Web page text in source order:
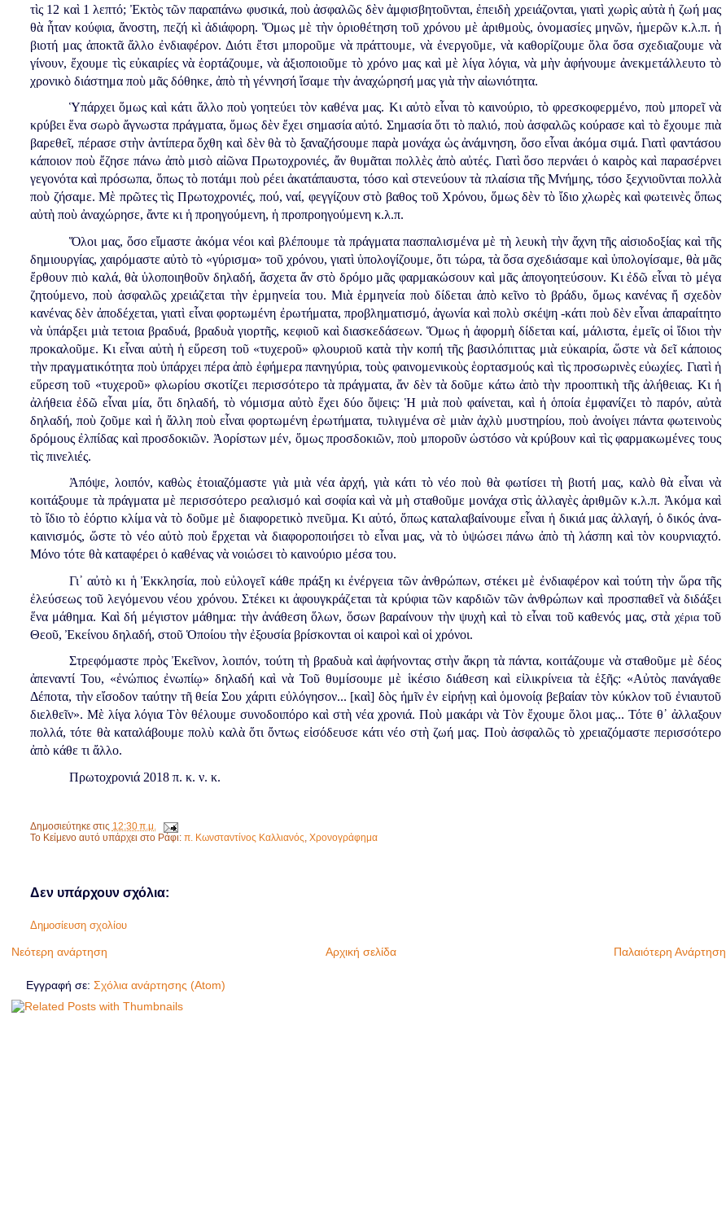
τὶς 12 καὶ 1 λεπτό; Ἐκτὸς τῶν παραπάνω φυσικά, ποὺ ἀσφαλῶς δὲν ἀμφισβητοῦνται, ἐπειδὴ χρειάζονται, γιατὶ χωρὶς αὐτὰ ἡ ζωή μας
θὰ ἦταν κούφια, ἄνοστη, πεζή κὶ ἀδιάφορη. Ὅμως μὲ τὴν ὁριοθέτηση τοῦ χρόνου μὲ ἀριθμοὺς, ὀνομασίες μηνῶν, ἡμερῶν κ.λ.π. ἡ
βιοτή μας ἀποκτᾶ ἄλλο ἐνδιαφέρον. Διότι ἔτσι μποροῦμε νὰ πράττουμε, νὰ ἐνεργοῦμε, νὰ καθορίζουμε ὅλα ὅσα σχεδιαζουμε νὰ
γίνουν, ἔχουμε τὶς εὐκαιρίες νὰ ἑορτάζουμε, νὰ ἀξιοποιοῦμε τὸ χρόνο μας καὶ μὲ λίγα λόγια, νὰ μὴν ἀφήνουμε ἀνεκμετάλλευτο τὸ
χρονικὸ διάστημα ποὺ μᾶς δόθηκε, ἀπὸ τὴ γέννησή ἴσαμε τὴν ἀναχώρησή μας γιὰ τὴν αἰωνιότητα.
Ὑπάρχει ὅμως καὶ κάτι ἄλλο ποὺ γοητεύει τὸν καθένα μας. Κι αὐτὸ εἶναι τὸ καινούριο, τὸ φρεσκοφερμένο, ποὺ μπορεῖ νὰ
κρύβει ἕνα σωρὸ ἄγνωστα πράγματα, ὅμως δὲν ἔχει σημασία αὐτό. Σημασία ὅτι τὸ παλιό, ποὺ ἀσφαλῶς κούρασε καὶ τὸ ἔχουμε πιὰ
βαρεθεῖ, πέρασε στὴν ἀντίπερα ὄχθη καὶ δὲν θὰ τὸ ξαναζήσουμε παρὰ μονάχα ὡς ἀνάμνηση, ὅσο εἶναι ἀκόμα σιμά. Γιατὶ φαντάσου
κάποιον ποὺ ἔζησε πάνω ἀπὸ μισὸ αἰῶνα Πρωτοχρονιές, ἄν θυμᾶται πολλὲς ἀπὸ αὐτές. Γιατὶ ὅσο περνάει ὁ καιρὸς καὶ παρασέρνει
γεγονότα καὶ πρόσωπα, ὅπως τὸ ποτάμι ποὺ ρέει ἀκατάπαυστα, τόσο καὶ στενεύουν τὰ πλαίσια τῆς Μνήμης, τόσο ξεχνιοῦνται πολλὰ
ποὺ ζήσαμε. Μὲ πρῶτες τὶς Πρωτοχρονιές, πού, ναί, φεγγίζουν στὸ βαθος τοῦ Χρόνου, ὅμως δὲν τὸ ἴδιο χλωρὲς καὶ φωτεινὲς ὅπως
αὐτὴ ποὺ ἀναχώρησε, ἄντε κι ἡ προηγούμενη, ἡ προπροηγούμενη κ.λ.π.
Ὅλοι μας, ὅσο εἴμαστε ἀκόμα νέοι καὶ βλέπουμε τὰ πράγματα πασπαλισμένα μὲ τὴ λευκὴ τὴν ἄχνη τῆς αἰσιοδοξίας καὶ τῆς
δημιουργίας, χαιρόμαστε αὐτὸ τὸ «γύρισμα» τοῦ χρόνου, γιατὶ ὑπολογίζουμε, ὅτι τώρα, τὰ ὅσα σχεδιάσαμε καὶ ὑπολογίσαμε, θὰ μᾶς
ἔρθουν πιὸ καλά, θὰ ὑλοποιηθοῦν δηλαδή, ἄσχετα ἄν στὸ δρόμο μᾶς φαρμακώσουν καὶ μᾶς ἀπογοητεύσουν. Κι ἐδῶ εἶναι τὸ μέγα
ζητούμενο, ποὺ ἀσφαλῶς χρειάζεται τὴν ἑρμηνεία του. Μιὰ ἑρμηνεία ποὺ δίδεται ἀπὸ κεῖνο τὸ βράδυ, ὅμως κανένας ἤ σχεδὸν
κανένας δὲν ἀποδέχεται, γιατὶ εἶναι φορτωμένη ἐρωτήματα, προβληματισμό, ἀγωνία καὶ πολὺ σκέψη -κάτι ποὺ δὲν εἶναι ἀπαραίτητο
νὰ ὑπάρξει μιὰ τετοια βραδυά, βραδυὰ γιορτῆς, κεφιοῦ καὶ διασκεδάσεων. Ὅμως ἡ ἀφορμὴ δίδεται καί, μάλιστα, ἐμεῖς οἱ ἴδιοι τὴν
προκαλοῦμε. Κι εἶναι αὐτὴ ἡ εὕρεση τοῦ «τυχεροῦ» φλουριοῦ κατὰ τὴν κοπή τῆς βασιλόπιττας μιὰ εὐκαιρία, ὥστε νὰ δεῖ κάποιος
τὴν πραγματικότητα ποὺ ὑπάρχει πέρα ἀπὸ ἐφήμερα πανηγύρια, τοὺς φαινομενικοὺς ἑορτασμούς καὶ τὶς προσωρινὲς εὐωχίες. Γιατὶ ἡ
εὕρεση τοῦ «τυχεροῦ» φλωρίου σκοτίζει περισσότερο τὰ πράγματα, ἄν δὲν τὰ δοῦμε κάτω ἀπὸ τὴν προοπτικὴ τῆς ἀλήθειας. Κι ἡ
ἀλήθεια ἐδῶ εἶναι μία, ὅτι δηλαδή, τὸ νόμισμα αὐτὸ ἔχει δύο ὄψεις: Ἡ μιὰ ποὺ φαίνεται, καὶ ἡ ὁποία ἐμφανίζει τὸ παρόν, αὐτὰ
δηλαδή, ποὺ ζοῦμε καὶ ἡ ἄλλη ποὺ εἶναι φορτωμένη ἐρωτήματα, τυλιγμένα σὲ μιὰν ἀχλὺ μυστηρίου, ποὺ ἀνοίγει πάντα φωτεινοὺς
δρόμους ἐλπίδας καὶ προσδοκιῶν. Ἀορίστων μέν, ὅμως προσδοκιῶν, ποὺ μποροῦν ὡστόσο νὰ κρύβουν καὶ τὶς φαρμακωμένες τους
τὶς πινελιές.
Ἀπόψε, λοιπόν, καθὼς ἑτοιαζόμαστε γιὰ μιὰ νέα ἀρχή, γιὰ κάτι τὸ νέο ποὺ θὰ φωτίσει τὴ βιοτή μας, καλὸ θὰ εἶναι νὰ
κοιτάξουμε τὰ πράγματα μὲ περισσότερο ρεαλισμό καὶ σοφία καὶ νὰ μὴ σταθοῦμε μονάχα στὶς ἀλλαγὲς ἀριθμῶν κ.λ.π. Ἀκόμα καὶ
τὸ ἴδιο τὸ ἑόρτιο κλίμα νὰ τὸ δοῦμε μὲ διαφορετικὸ πνεῦμα. Κι αὐτό, ὅπως καταλαβαίνουμε εἶναι ἡ δικιά μας ἀλλαγή, ὁ δικός ἀνα-
καινισμός, ὥστε τὸ νέο αὐτὸ ποὺ ἔρχεται νὰ διαφοροποιήσει τὸ εἶναι μας, νὰ τὸ ὑψώσει πάνω ἀπὸ τὴ λάσπη καὶ τὸν κουρνιαχτό.
Μόνο τότε θὰ καταφέρει ὁ καθένας νὰ νοιώσει τὸ καινούριο μέσα του.
Γι᾿ αὐτὸ κι ἡ Ἐκκλησία, ποὺ εὐλογεῖ κάθε πράξη κι ἐνέργεια τῶν ἀνθρώπων, στέκει μὲ ἐνδιαφέρον καὶ τούτη τὴν ὥρα τῆς
ἐλεύσεως τοῦ λεγόμενου νέου χρόνου. Στέκει κι ἀφουγκράζεται τὰ κρύφια τῶν καρδιῶν τῶν ἀνθρώπων καὶ προσπαθεῖ νὰ διδάξει
ἕνα μάθημα. Καὶ δή μέγιστον μάθημα: τὴν ἀνάθεση ὅλων, ὅσων βαραίνουν τὴν ψυχὴ καὶ τὸ εἶναι τοῦ καθενός μας, στὰ χέριατοῦ
Θεοῦ, Ἐκείνου δηλαδή, στοῦ Ὁποίου τὴν ἐξουσία βρίσκονται οἱ καιροὶ καὶ οἱ χρόνοι.
Στρεφόμαστε πρὸς Ἐκεῖνον, λοιπόν, τούτη τὴ βραδυὰ καὶ ἀφήνοντας στὴν ἄκρη τὰ πάντα, κοιτάζουμε νὰ σταθοῦμε μὲ δέος
ἀπεναντί Του, «ἐνώπιος ἐνωπίῳ» δηλαδή καὶ νὰ Τοῦ θυμίσουμε μὲ ἱκέσιο διάθεση καὶ εἰλικρίνεια τὰ ἑξῆς: «Αὐτὸς πανάγαθε
Δέποτα, τὴν εἴσοδον ταύτην τῆ θεία Σου χάριτι εὐλόγησον... [καὶ] δὸς ἡμῖν ἐν εἰρήνῃ καὶ ὁμονοίᾳ βεβαίαν τὸν κύκλον τοῦ ἐνιαυτοῦ
διελθεῖν». Μὲ λίγα λόγια Τὸν θέλουμε συνοδοιπόρο καὶ στὴ νέα χρονιά. Ποὺ μακάρι νὰ Τὸν ἔχουμε ὅλοι μας... Τότε θ᾿ ἀλλαξουν
πολλά, τότε θὰ καταλάβουμε πολὺ καλὰ ὅτι ὄντως εἰσόδευσε κάτι νέο στὴ ζωή μας. Ποὺ ἀσφαλῶς τὸ χρειαζόμαστε περισσότερο
ἀπὸ κάθε τι ἄλλο.
Πρωτοχρονιά 2018 π. κ. ν. κ.
Δημοσιεύτηκε στις 12:30 π.μ.
Το Κείμενο αυτό υπάρχει στο Ράφι: π. Κωνσταντίνος Καλλιανός Χρονογράφημα
Δεν υπάρχουν σχόλια:
Δημοσίευση σχολίου
Νεότερη ανάρτηση Παλαιότερη Ανάρτηση
Αρχική σελίδα
Εγγραφή σε: Σχόλια ανάρτησης (Atom)